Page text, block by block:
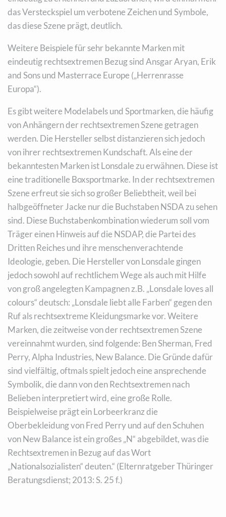
das Versteckspiel um verbotene Zeichen und Symbole,
das diese Szene prägt, deutlich.
Weitere Beispiele für sehr bekannte Marken mit
eindeutig rechtsextremen Bezug sind Ansgar Aryan, Erik
and Sons und Masterrace Europe („Herrenrasse
Europa“).
Es gibt weitere Modelabels und Sportmarken, die häufig
von Anhängern der rechtsextremen Szene getragen
werden. Die Hersteller selbst distanzieren sich jedoch
von ihrer rechtsextremen Kundschaft. Als eine der
bekanntesten Marken ist Lonsdale zu erwähnen. Diese ist
eine traditionelle Boxsportmarke. In der rechtsextremen
Szene erfreut sie sich so großer Beliebtheit, weil bei
halbgeöffneter Jacke nur die Buchstaben NSDA zu sehen
sind. Diese Buchstabenkombination wiederum soll vom
Träger einen Hinweis auf die NSDAP, die Partei des
Dritten Reiches und ihre menschenverachtende
Ideologie, geben. Die Hersteller von Lonsdale gingen
jedoch sowohl auf rechtlichem Wege als auch mit Hilfe
von groß angelegten Kampagnen z.B. „Lonsdale loves all
colours“ deutsch: „Lonsdale liebt alle Farben“ gegen den
Ruf als rechtsextreme Kleidungsmarke vor. Weitere
Marken, die zeitweise von der rechtsextremen Szene
vereinnahmt wurden, sind folgende: Ben Sherman, Fred
Perry, Alpha Industries, New Balance. Die Gründe dafür
sind vielfältig, oftmals spielt jedoch eine ansprechende
Symbolik, die dann von den Rechtsextremen nach
Belieben interpretiert wird, eine große Rolle.
Beispielweise prägt ein Lorbeerkranz die
Oberbekleidung von Fred Perry und auf den Schuhen
von New Balance ist ein großes „N“ abgebildet, was die
Rechtsextremen in Bezug auf das Wort
„Nationalsozialisten“ deuten.“ (Elternratgeber Thüringer
Beratungsdienst; 2013: S. 25 f.)